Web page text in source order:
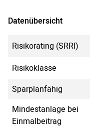
Datenübersicht
Risikorating (SRRI)
Risikoklasse
Sparplanfähig
Mindestanlage bei
Einmalbeitrag